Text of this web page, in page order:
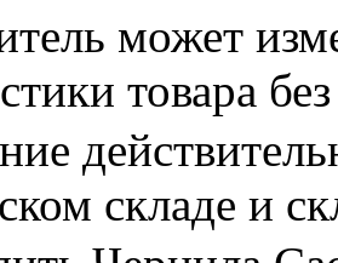
может
товара
складе и